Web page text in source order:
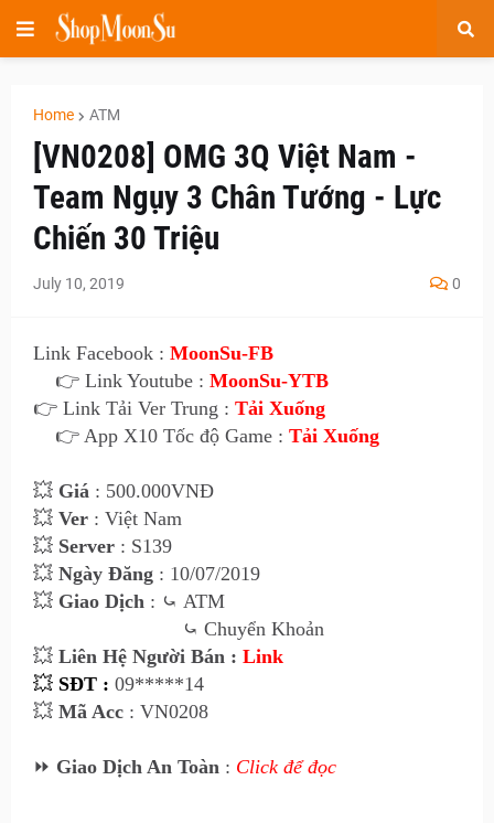
Home ATM
[VN0208] OMG 3Q Việt Nam -
Team Ngụy 3 Chân Tướng - Lực
Chiến 30 Triệu
July 10, 2019 0
Link Facebook : MoonSu-FB
👉 Link Youtube : MoonSu-YTB
👉 Link Tải Ver Trung : Tải Xuống
👉 App X10 Tốc độ Game : Tải Xuống
💥 Giá : 500.000VNĐ
💥 Ver : Việt Nam
💥 Server : S139
💥 Ngày Đăng : 10/07/2019
💥 Giao Dịch : ⤿ ATM
⤿ Chuyển Khoản
💥 Liên Hệ Người Bán : Link
💥 SĐT : 09*****14
💥 Mã Acc : VN0208
⏩ Giao Dịch An Toàn : Click để đọc